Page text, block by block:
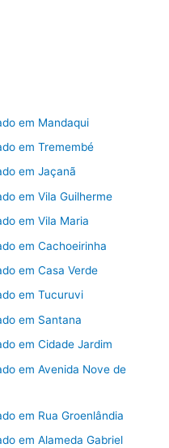
em Mandaqui
em Tremembé
em Jaçanã
em Vila Guilherme
em Vila Maria
em Cachoeirinha
em Casa Verde
em Tucuruvi
em Santana
em Cidade Jardim
em Avenida Nove de
em Rua Groenlândia
em Alameda Gabriel